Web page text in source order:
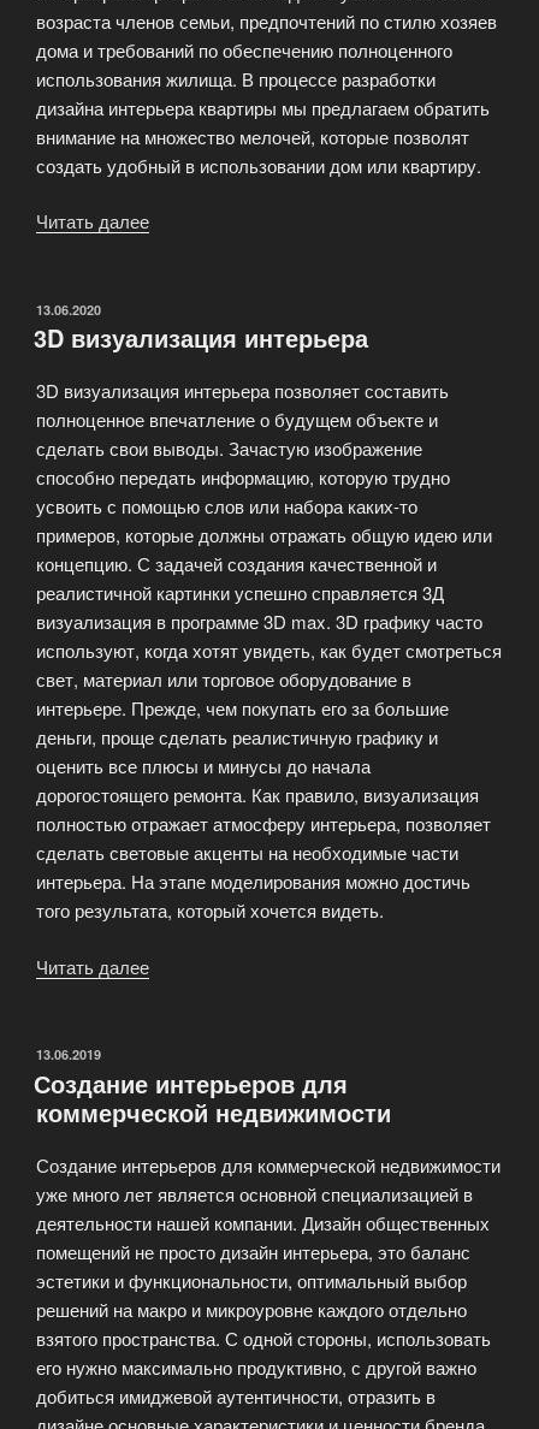
возраста членов семьи, предпочтений по стилю хозяев
дома и требований по обеспечению полноценного
использования жилища. В процессе разработки
дизайна интерьера квартиры мы предлагаем обратить
внимание на множество мелочей, которые позволят
создать удобный в использовании дом или квартиру.
Читать далее
ОПУБЛИКОВАНО
13.06.2020
3D визуализация интерьера
3D визуализация интерьера позволяет составить
полноценное впечатление о будущем объекте и
сделать свои выводы. Зачастую изображение
способно передать информацию, которую трудно
усвоить с помощью слов или набора каких-то
примеров, которые должны отражать общую идею или
концепцию. С задачей создания качественной и
реалистичной картинки успешно справляется 3Д
визуализация в программе 3D max. 3D графику часто
используют, когда хотят увидеть, как будет смотреться
свет, материал или торговое оборудование в
интерьере. Прежде, чем покупать его за большие
деньги, проще сделать реалистичную графику и
оценить все плюсы и минусы до начала
дорогостоящего ремонта. Как правило, визуализация
полностью отражает атмосферу интерьера, позволяет
сделать световые акценты на необходимые части
интерьера. На этапе моделирования можно достичь
того результата, который хочется видеть.
Читать далее
ОПУБЛИКОВАНО
13.06.2019
Создание интерьеров для
коммерческой недвижимости
Создание интерьеров для коммерческой недвижимости
уже много лет является основной специализацией в
деятельности нашей компании. Дизайн общественных
помещений не просто дизайн интерьера, это баланс
эстетики и функциональности, оптимальный выбор
решений на макро и микроуровне каждого отдельно
взятого пространства. С одной стороны, использовать
его нужно максимально продуктивно, с другой важно
добиться имиджевой аутентичности, отразить в